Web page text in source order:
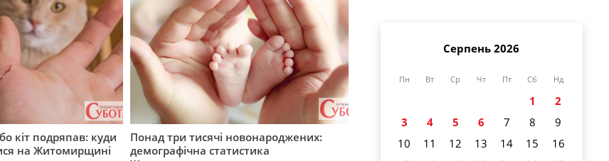
кіт подряпав: куди
на Житомирщині
Понад три тисячі новонароджених:
демографічна статистика
Серпень 2026
Пн Вт Ср Чт Пт Сб Нд
1
2
3
4 5 6 7 8
9
10
11 12 13 14 15
16